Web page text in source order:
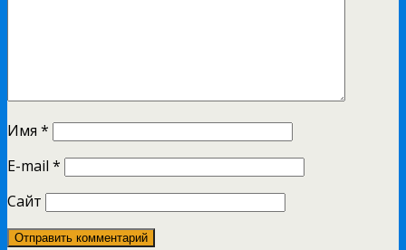
Имя *
E-mail *
Сайт